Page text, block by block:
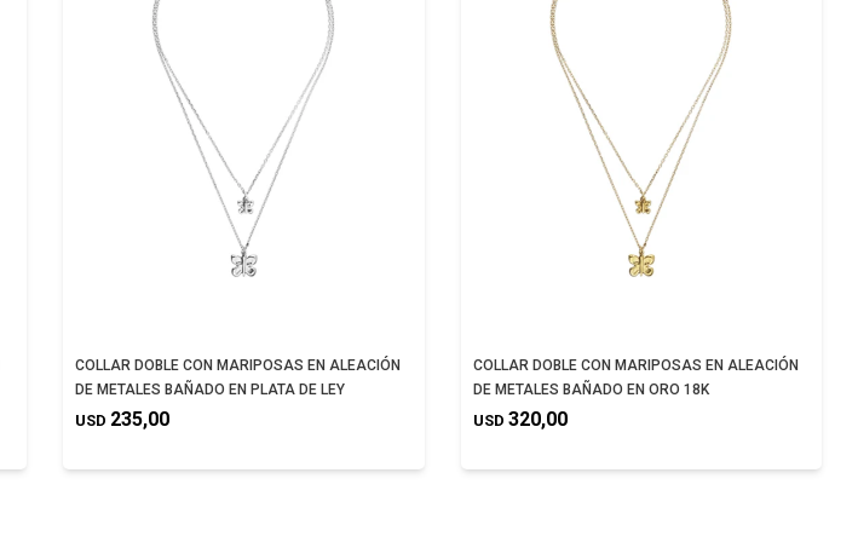
COLLAR DOBLE CON MARIPOSAS EN ALEACIÓN
DE METALES BAÑADO EN PLATA DE LEY
USD 235,00
COLLAR DOBLE CON MARIPOSAS EN ALEACIÓN
DE METALES BAÑADO EN ORO 18K
USD 320,00